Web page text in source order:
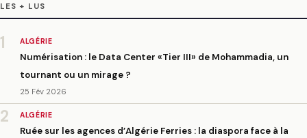
LES + LUS
1 ALGÉRIE
Numérisation : le Data Center «Tier III» de Mohammadia, un
tournant ou un mirage ?
25 Fév 2026
2 ALGÉRIE
Ruée sur les agences d’Algérie Ferries : la diaspora face à la